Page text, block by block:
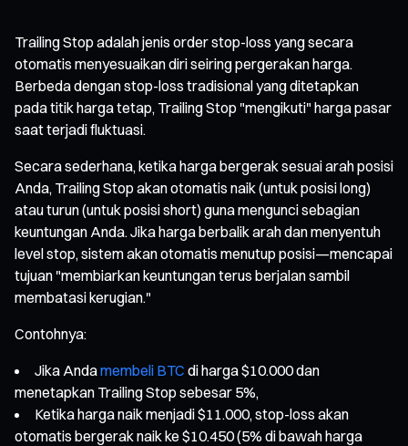
Trailing Stop adalah jenis order stop-loss yang secara
otomatis menyesuaikan diri seiring pergerakan harga.
Berbeda dengan stop-loss tradisional yang ditetapkan
pada titik harga tetap, Trailing Stop "mengikuti" harga pasar
saat terjadi fluktuasi.
Secara sederhana, ketika harga bergerak sesuai arah posisi
Anda, Trailing Stop akan otomatis naik (untuk posisi long)
atau turun (untuk posisi short) guna mengunci sebagian
keuntungan Anda. Jika harga berbalik arah dan menyentuh
level stop, sistem akan otomatis menutup posisi—mencapai
tujuan "membiarkan keuntungan terus berjalan sambil
membatasi kerugian."
Contohnya:
Jika Andamembeli BTC di harga $10.000 dan
menetapkan Trailing Stop sebesar 5%,
Ketika harga naik menjadi $11.000, stop-loss akan
otomatis bergerak naik ke $10.450 (5% di bawah harga